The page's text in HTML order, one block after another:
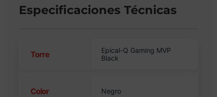
Especificaciones Técnicas
Torre
Epical-Q Gaming MVP
Black
Color Negro